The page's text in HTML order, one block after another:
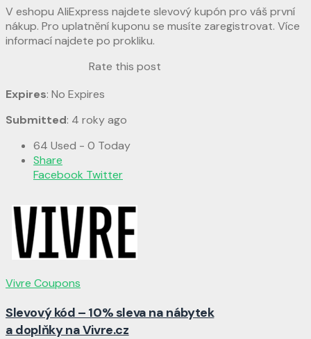
V eshopu AliExpress najdete slevový kupón pro váš první
nákup. Pro uplatnění kuponu se musíte zaregistrovat. Více
informací najdete po prokliku.
Rate this post
Expires: No Expires
Submitted: 4 roky ago
64 Used - 0 Today
Share
Facebook Twitter
Vivre Coupons
Slevový kód – 10% sleva na nábytek
a doplňky na Vivre.cz